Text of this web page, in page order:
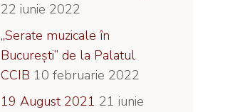
22 iunie 2022
„Serate muzicale în
București” de la Palatul
CCIB 10 februarie 2022
19 August 2021 21 iunie